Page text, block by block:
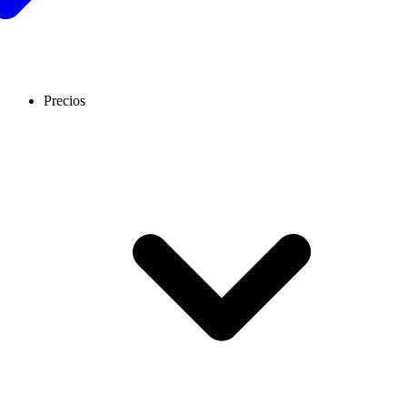
Precios